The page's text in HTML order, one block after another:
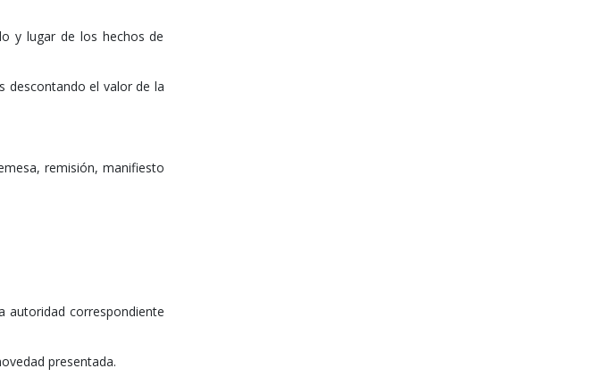
y lugar de los hechos de
descontando el valor de la
remisión, manifiesto
autoridad correspondiente
presentada.